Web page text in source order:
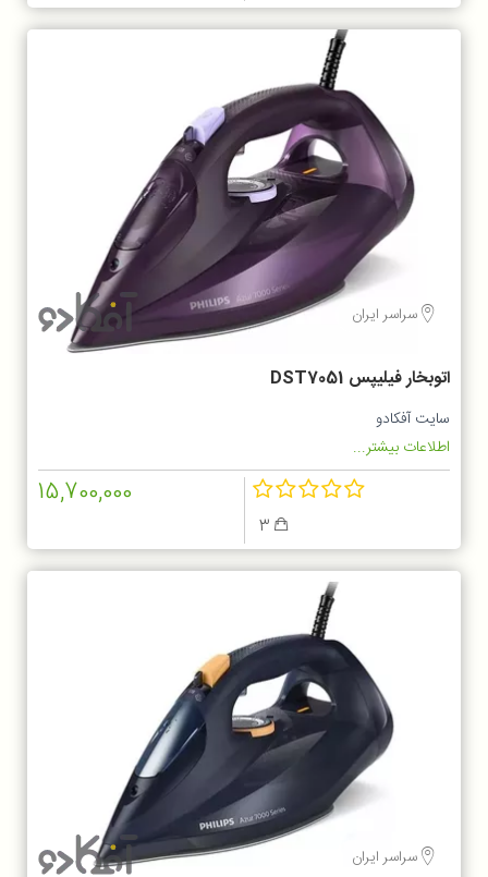
سراسر ایران
اتوبخار فیلیپس DST7051
سایت آفکادو
اطلاعات بیشتر...
3
15,700,000
سراسر ایران